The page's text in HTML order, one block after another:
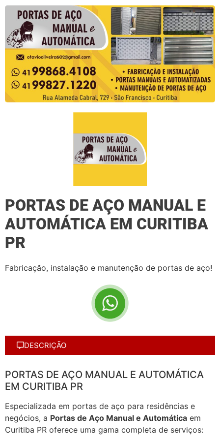
PORTAS DE AÇO MANUAL E
AUTOMÁTICA EM CURITIBA
PR
Fabricação, instalação e manutenção de portas de aço!
DESCRIÇÃO
PORTAS DE AÇO MANUAL E AUTOMÁTICA
EM CURITIBA PR
Especializada em portas de aço para residências e
negócios, a Portas de Aço Manual e Automática em
Curitiba PR oferece uma gama completa de serviços: